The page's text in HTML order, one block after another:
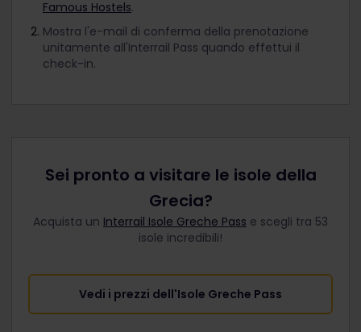
Famous Hostels.
Mostra l'e-mail di conferma della prenotazione
unitamente all'Interrail Pass quando effettui il
check-in.
Sei pronto a visitare le isole della
Grecia?
Acquista un Interrail Isole Greche Pass e scegli tra 53
isole incredibili!
Vedi i prezzi dell'Isole Greche Pass